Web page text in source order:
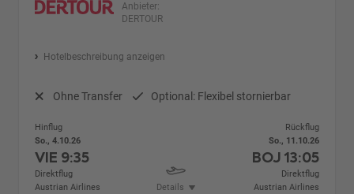
Anbieter:
DERTOUR
Hotelbeschreibung anzeigen
Ohne Transfer Optional: Flexibel stornierbar
Hinflug
So., 4.10.26
VIE 9:35
Direktflug
Austrian Airlines
Details
Rückflug
So., 11.10.26
BOJ 13:05
Direktflug
Austrian Airlines